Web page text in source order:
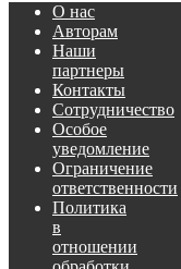
О нас
Авторам
Наши
партнеры
Контакты
Сотрудничество
Особое
уведомление
Ограничение
ответственности
Политика
в
отношении